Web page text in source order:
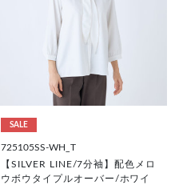
SALE
725105SS-WH_T
【SILVER LINE/7分袖】配色メロ
ウボウタイプルオーバー/ホワイ